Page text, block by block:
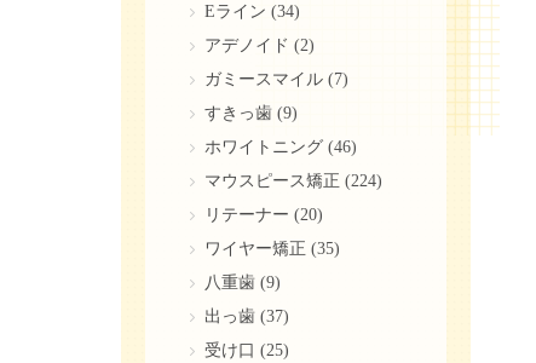
Eライン (34)
アデノイド (2)
ガミースマイル(7)
すきっ歯(9)
ホワイトニング(46)
マウスピース矯正 (224)
リテーナー (20)
ワイヤー矯正 (35)
八重歯(9)
出っ歯(37)
受け口 (25)